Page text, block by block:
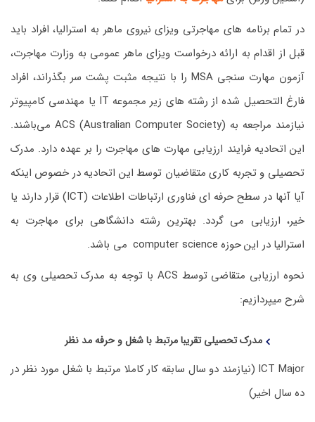
در تمام برنامه های مهاجرتی ویزای نیروی ماهر به استرالیا، افراد باید
قبل از اقدام به ارائه درخواست ویزای ماهر عمومی به وزارت مهاجرت،
آزمون مهارت سنجی MSA را با نتیجه مثبت پشت سر بگذراند، افراد
فارغ التحصیل شده از رشته های زیر مجموعه IT یا مهندسی کامپیوتر
نیازمند مراجعه به (Australian Computer Society) ACS می‌باشند.
این اتحادیه فرایند ارزیابی مهارت های مهاجرت را بر عهده دارد. مدرک
تحصیلی و تجربه کاری متقاضیان توسط این اتحادیه در خصوص اینکه
آیا آنها در سطح حرفه ای فناوری ارتباطات اطلاعات (ICT) قرار دارند یا
خیر، ارزیابی می گردد. بهترین رشته دانشگاهی برای مهاجرت به
استرالیا در این حوزه computer science می باشد.
نحوه ارزیابی متقاضی توسط ACS با توجه به مدرک تحصیلی وی به
شرح میپردازیم:
مدرک تحصیلی تقریبا مرتبط با شغل و حرفه مد نظر
ICT Major (نیازمند دو سال سابقه کار کاملا مرتبط با شغل مورد نظر در
ده سال اخیر)